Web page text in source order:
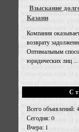
Взыскание
Казани
Компания
возврату
Оптимальным
юридических лиц ...
Всего объявлений:
Сегодня: 0
Вчера: 1